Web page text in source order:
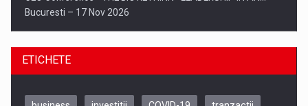
Bucuresti – 17 Nov 2026
ETICHETE